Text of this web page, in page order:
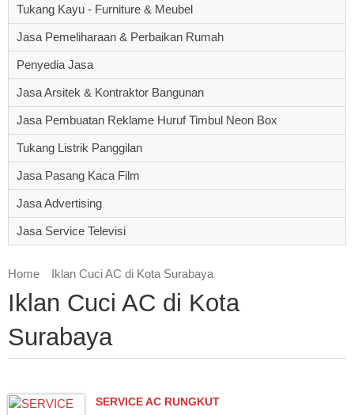
Tukang Kayu - Furniture & Meubel
Jasa Pemeliharaan & Perbaikan Rumah
Penyedia Jasa
Jasa Arsitek & Kontraktor Bangunan
Jasa Pembuatan Reklame Huruf Timbul Neon Box
Tukang Listrik Panggilan
Jasa Pasang Kaca Film
Jasa Advertising
Jasa Service Televisi
Home Iklan Cuci AC di Kota Surabaya
Iklan Cuci AC di Kota
Surabaya
SERVICE AC RUNGKUT